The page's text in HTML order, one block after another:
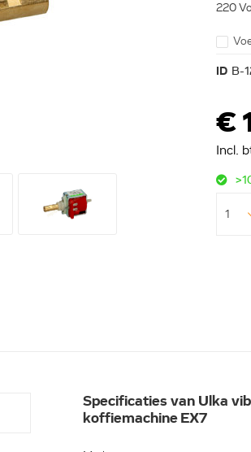
220
ID B-
€
Incl.
Specificaties van Ulka
koffiemachine EX7